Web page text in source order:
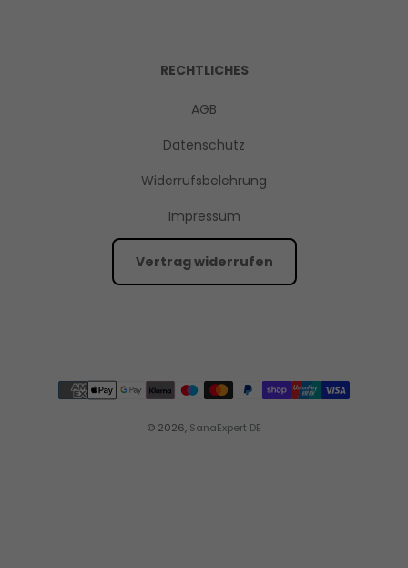
RECHTLICHES
AGB
Datenschutz
Widerrufsbelehrung
Impressum
Vertrag widerrufen
© 2026, SanaExpert DE